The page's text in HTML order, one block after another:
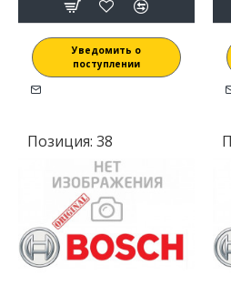
Уведомить о
поступлении
Позиция: 38